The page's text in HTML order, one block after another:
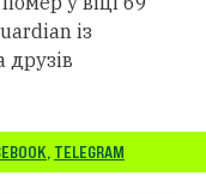
із
друзів
, TELEGRAM